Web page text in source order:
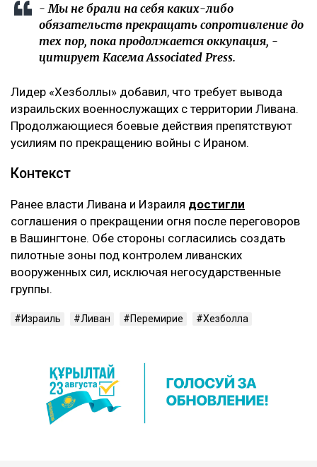
- Мы не брали на себя каких-либо
обязательств прекращать сопротивление до
тех пор, пока продолжается оккупация, -
цитирует Касема Associated Press.
Лидер «Хезболлы» добавил, что требует вывода
израильских военнослужащих с территории Ливана.
Продолжающиеся боевые действия препятствуют
усилиям по прекращению войны с Ираном.
Контекст
Ранее власти Ливана и Израиля достигли
соглашения о прекращении огня после переговоров
в Вашингтоне. Обе стороны согласились создать
пилотные зоны под контролем ливанских
вооруженных сил, исключая негосударственные
группы.
Израиль Ливан Перемирие Хезболла